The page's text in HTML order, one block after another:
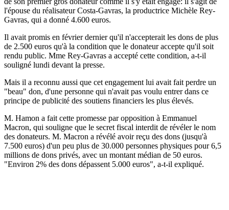
l'épouse du réalisateur Costa-Gavras, la productrice Michèle Rey-
Gavras, qui a donné 4.600 euros.
Il avait promis en février dernier qu'il n'accepterait les dons de plus
de 2.500 euros qu'à la condition que le donateur accepte qu'il soit
rendu public. Mme Rey-Gavras a accepté cette condition, a-t-il
souligné lundi devant la presse.
Mais il a reconnu aussi que cet engagement lui avait fait perdre un
"beau" don, d'une personne qui n'avait pas voulu entrer dans ce
principe de publicité des soutiens financiers les plus élevés.
M. Hamon a fait cette promesse par opposition à Emmanuel
Macron, qui souligne que le secret fiscal interdit de révéler le nom
des donateurs. M. Macron a révélé avoir reçu des dons (jusqu'à
7.500 euros) d'un peu plus de 30.000 personnes physiques pour 6,5
millions de dons privés, avec un montant médian de 50 euros.
"Environ 2% des dons dépassent 5.000 euros", a-t-il expliqué.